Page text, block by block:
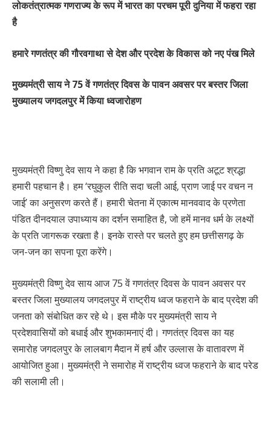
लोकतंत्रात्मक गणराज्य के रूप में भारत का परचम पूरी दुनिया में फहरा रहा
है
हमारे गणतंत्र की गौरवगाथा से देश और प्रदेश के विकास को नए पंख मिले
मुख्यमंत्री साय ने 75 वें गणतंत्र दिवस के पावन अवसर पर बस्तर जिला
मुख्यालय जगदलपुर में किया ध्वजारोहण
मुख्यमंत्री विष्णु देव साय ने कहा है कि भगवान राम के प्रति अटूट श्रद्धा
हमारी पहचान है। हम ‘रघुकुल रीति सदा चली आई, प्राण जाई पर वचन न
जाई’ का अनुसरण करते हैं। हमारी चेतना में एकात्म मानववाद के प्रणेता
पंडित दीनदयाल उपाध्याय का दर्शन समाहित है, जो हमें मानव धर्म के लक्ष्यों
के प्रति जागरूक रखता है। इनके रास्ते पर चलते हुए हम छत्तीसगढ़ के
जन-जन का सपना पूरा करेंगे।
मुख्यमंत्री विष्णु देव साय आज 75 वें गणतंत्र दिवस के पावन अवसर पर
बस्तर जिला मुख्यालय जगदलपुर में राष्ट्रीय ध्वज फहराने के बाद प्रदेश की
जनता को संबोधित कर रहे थे। इस मौके पर मुख्यमंत्री साय ने
प्रदेशवासियों को बधाई और शुभकामनाएं दी। गणतंत्र दिवस का यह
समारोह जगदलपुर के लालबाग मैदान में हर्ष और उल्लास के वातावरण में
आयोजित हुआ। मुख्यमंत्री ने समारोह में राष्ट्रीय ध्वज फहराने के बाद परेड
की सलामी ली।